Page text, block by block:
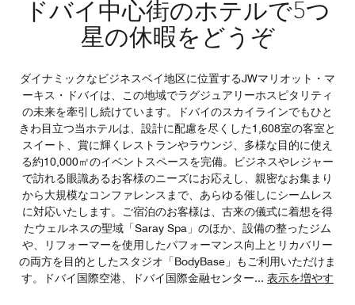
ドバイ中心街のホテルで5つ
星の休暇をどうぞ
ダイナミックなビジネスベイ地区に位置するJWマリオット・マ
ーキス・ドバイは、この地域でラグジュアリーホスピタリティ
の未来を牽引し続けています。ドバイのスカイラインでもひと
きわ目立つ当ホテルは、設計に配慮を尽くした1,608室の客室と
スイート、賞に輝くレストランやラウンジ、多様な目的に使え
る約10,000㎡のイベントスペースを完備。ビジネスやレジャー
で訪れる眼識あるお客様のニーズにお応えし、親密なお集まり
から大規模なコンファレンスまで、あらゆる催しにシームレス
に対応いたします。ご宿泊のお客様は、古来の儀式に着想を得
たウェルネスの聖域「Saray Spa」のほか、設備の整ったジム
や、リフォーマーを使用したパフォーマンス向上とリカバリー
の両方を目的としたスタジオ「BodyBase」もご利用いただけま
す。ドバイ国際空港、ドバイ国際金融センター... 表示を増やす